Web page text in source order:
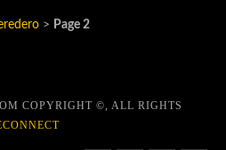
> Page 2
COPYRIGHT ©, ALL RIGHTS